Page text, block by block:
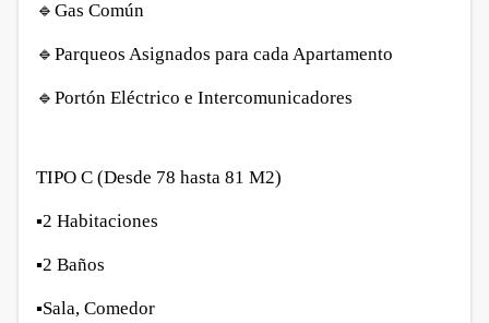
🔹 Gas Común
🔹 Parqueos Asignados para cada Apartamento
🔹 Portón Eléctrico e Intercomunicadores
TIPO C (Desde 78 hasta 81 M2)
▪️2 Habitaciones
▪️2 Baños
▪️Sala, Comedor